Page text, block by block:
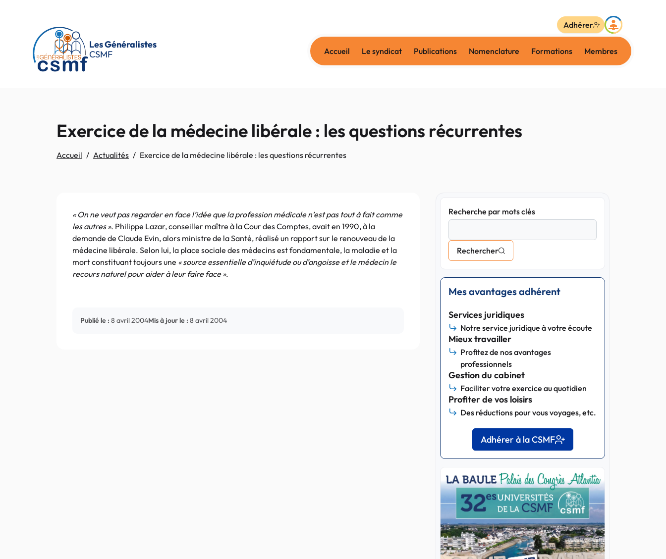
Les Généralistes
CSMF
Accueil Le syndicat Publications Nomenclature Formations Membres
Adhérer
Exercice de la médecine libérale : les questions récurrentes
Accueil Actualités Exercice de la médecine libérale : les questions récurrentes
« On ne veut pas regarder en face l’idée que la profession médicale n’est pas tout à fait comme
les autres ». Philippe Lazar, conseiller maître à la Cour des Comptes, avait en 1990, à la
demande de Claude Evin, alors ministre de la Santé, réalisé un rapport sur le renouveau de la
médecine libérale. Selon lui, la place sociale des médecins est fondamentale, la maladie et la
mort constituant toujours une « source essentielle d’inquiétude ou d’angoisse et le médecin le
recours naturel pour aider à leur faire face ».
Publié le : 8 avril 2004Mis à jour le : 8 avril 2004
Recherche par mots clés
Rechercher
Mes avantages adhérent
Services juridiques
Notre service juridique à votre écoute
Mieux travailler
Profitez de nos avantages
professionnels
Gestion du cabinet
Faciliter votre exercice au quotidien
Profiter de vos loisirs
Des réductions pour vous voyages, etc.
Adhérer à la CSMF